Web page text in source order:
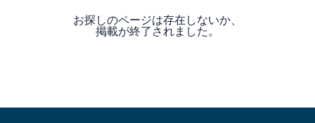
お探しのページは存在しないか、
掲載が終了されました。